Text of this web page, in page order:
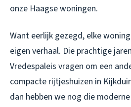
onze Haagse woningen.
Want eerlijk gezegd, elke
eigen verhaal. Die prachtige
Vredespaleis vragen om een
compacte rijtjeshuizen in
dan hebben we nog die